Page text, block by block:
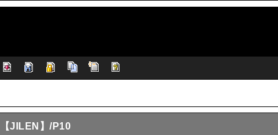
【JILEN】/P10